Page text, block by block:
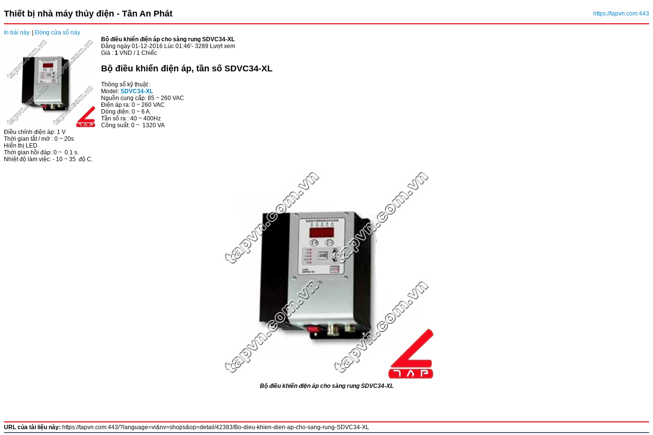
Thiết bị nhà máy thủy điện - Tân An Phát https://tapvn.com:443
In bài này
Đóng cửa sổ này
Bộ điều khiển điện áp cho sàng rung SDVC34-XL
Đăng ngày 01-12-2016 Lúc 01:46'- 3289 Lượt xem
Giá : 1 VND / 1 Chiếc
Bộ điều khiển điện áp, tần số SDVC34-XL
Thông số kỹ thuật :
Model: SDVC34-XL
Nguồn cung cấp: 85 ~ 260 VAC
Điện áp ra: 0 ~ 260 VAC
Dòng điện: 0 ~ 6 A.
Tần số ra : 40 ~ 400Hz
Công suất: 0 ~ 1320 VA
Điều chỉnh điện áp: 1 V
Thời gian tắt / mở : 0 ~ 20s
Hiển thị LED.
Thời gian hồi đáp: 0 ~ 0.1 s.
Nhiệt độ làm việc: - 10 ~ 35 độ C.
Bộ điều khiển điện áp cho sàng rung SDVC34-XL
URL của tài liệu này: https://tapvn.com:443/?language=vi&nv=shops&op=detail/42383/Bo-dieu-khien-dien-ap-cho-sang-rung-SDVC34-XL